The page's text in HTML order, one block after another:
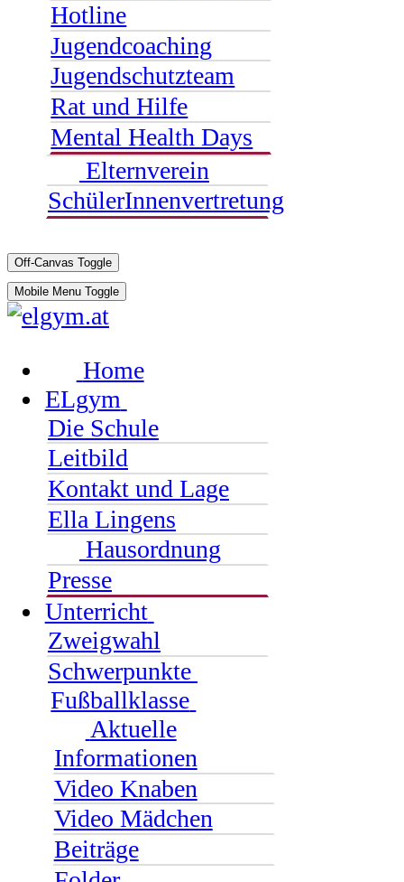
Hotline
Jugendcoaching
Jugendschutzteam
Rat und Hilfe
Mental Health Days
Elternverein
SchülerInnenvertretung
Off-Canvas Toggle
Mobile Menu Toggle
Home
ELgym
Die Schule
Leitbild
Kontakt und Lage
Ella Lingens
Hausordnung
Presse
Unterricht
Zweigwahl
Schwerpunkte
Fußballklasse
Aktuelle
Informationen
Video Knaben
Video Mädchen
Beiträge